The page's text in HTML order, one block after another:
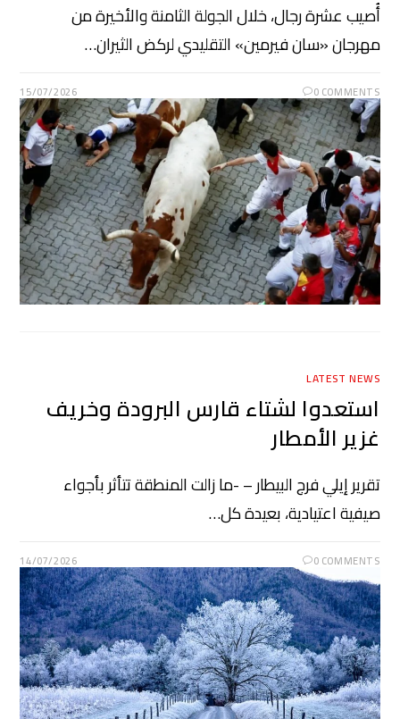
أُصيب عشرة رجال، خلال الجولة الثامنة والأخيرة من
مهرجان «سان فيرمين» التقليدي لركض الثيران…
0 COMMENTS
15/07/2026
LATEST NEWS
استعدوا لشتاء قارس البرودة وخريف
غزير الأمطار
تقرير إيلي فرج البيطار – -ما زالت المنطقة تتأثر بأجواء
صيفية اعتيادية، بعيدة كل…
0 COMMENTS
14/07/2026